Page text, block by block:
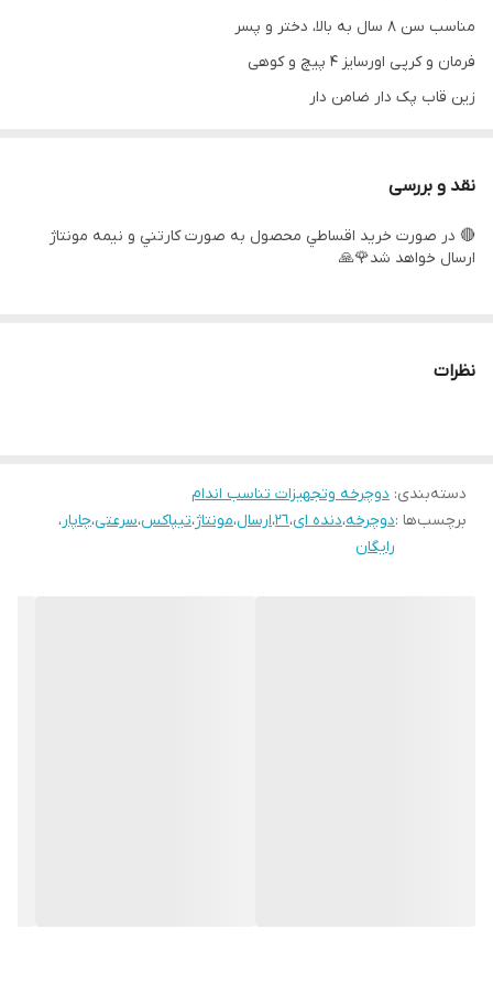
مناسب سن ٨ سال به بالا، دختر و پسر
فرمان و کر‌پی اورسایز ۴ پیچ و کوهی
زین قاب پک دار ضامن دار
پره بندی مشکی و توپی وارداتی
لاستیک گل ابریشمی طرح کندا
دسته دنده کلاجدار ۲۱ دنده
حلقه تنظیم فرمان جنس آلومینیوم و پلاستیک ۲ و یک سانت
طوقه دوبل ضدتاب سبک
تنه اور سایز با آلیاژ قوی با جوش آرگون و CO2
🔴سفارشاتی که قسطی خریداری میشوند به صورت نیمه مونتاژ و با
نقد و بررسی
🔴 در صورت خريد اقساطي محصول به صورت كارتني و نيمه مونتاژ
ارسال خواهد شد🌹🙏
نظرات
دسته‌بندی: دوچرخه وتجهیزات تناسب اندام
برچسب‌ها :دوچرخه،دنده ای،٢٦،ارسال،مونتاژ،تیپاکس،سرعتی،چاپار،
رایگان